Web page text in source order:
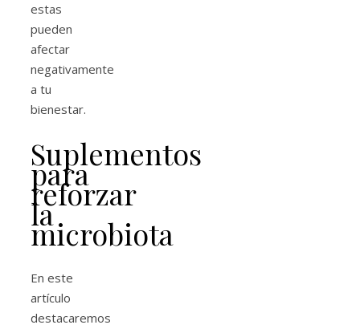
estas
pueden
afectar
negativamente
a tu
bienestar.
Suplementos
para
reforzar
la
microbiota
En este
artículo
destacaremos